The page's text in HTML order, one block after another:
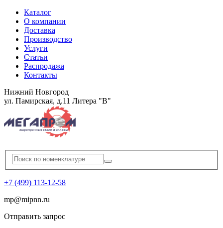
Каталог
О компании
Доставка
Производство
Услуги
Статьи
Распродажа
Контакты
Нижний Новгород
ул. Памирская, д.11 Литера "В"
+7 (499) 113-12-58
mp@mipnn.ru
Отправить запрос